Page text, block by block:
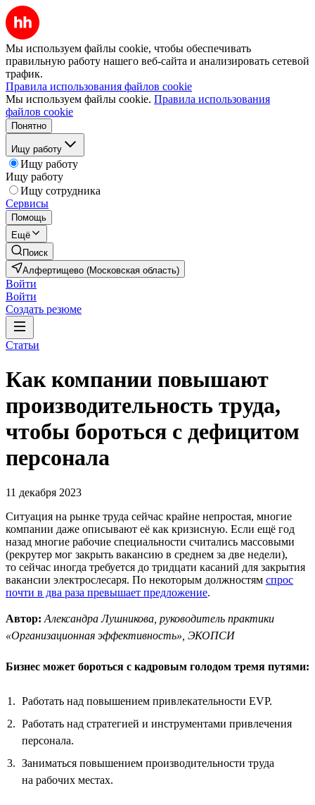
Мы используем файлы cookie, чтобы обеспечивать
правильную работу нашего веб-сайта и анализировать сетевой
трафик.
Правила использования файлов cookie
Мы используем файлы cookie. Правила использования
файлов cookie
Понятно
Ищу работу
Ищу работу
Ищу работу
Ищу сотрудника
Сервисы
Помощь
Ещё
Поиск
Алфертищево (Московская область)
Войти
Войти
Создать резюме
Статьи
Как компании повышают
производительность труда,
чтобы бороться с дефицитом
персонала
11 декабря 2023
Ситуация на рынке труда сейчас крайне непростая, многие
компании даже описывают её как кризисную. Если ещё год
назад многие рабочие специальности считались массовыми
(рекрутер мог закрыть вакансию в среднем за две недели),
то сейчас иногда требуется до тридцати касаний для закрытия
вакансии электрослесаря. По некоторым должностям спрос
почти в два раза превышает предложение.
Автор: Александра Лушникова, руководитель практики
«Организационная эффективность», ЭКОПСИ
Бизнес может бороться с кадровым голодом тремя путями:
Работать над повышением привлекательности EVP.
Работать над стратегией и инструментами привлечения
персонала.
Заниматься повышением производительности труда
на рабочих местах.